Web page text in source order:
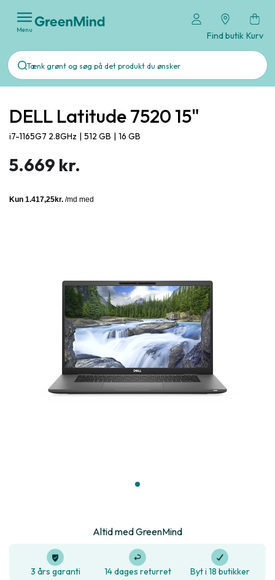
Menu
Find butik Kurv
DELL Latitude 7520 15"
i7-1165G7 2.8GHz | 512 GB | 16 GB
5.669 kr.
Altid med GreenMind
3 års garanti 14 dages returret Byt i 18 butikker